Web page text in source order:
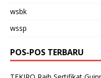
wsbk
wssp
POS-POS TERBARU